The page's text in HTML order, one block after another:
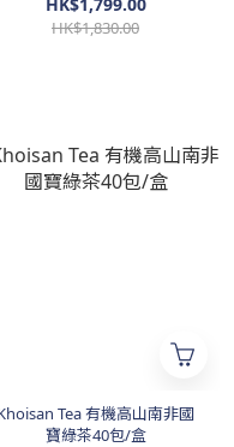
HK$1,830.00
Tea 有機高山南非國
寶綠茶40包/盒